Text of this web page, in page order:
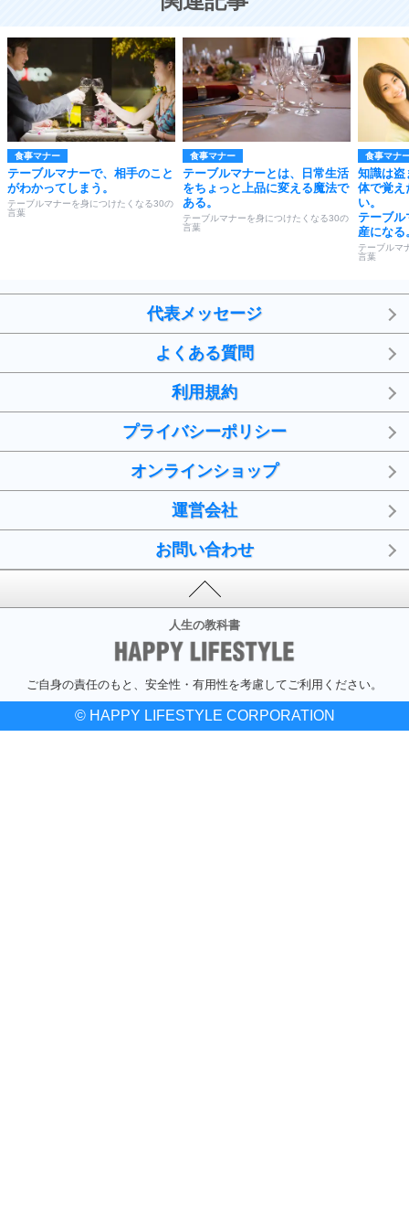
食事マナー
テーブルマナーで、相手のこと
がわかってしまう。
テーブルマナーを身につけたくなる30の
言葉
食事マナー
テーブルマナーとは、日常生活
をちょっと上品に変える魔法で
ある。
テーブルマナーを身につけたくなる30の
言葉
食事マナ
知識は盗
体で覚え
い。
テーブル
産になる
テーブルマ
言葉
代表メッセージ
よくある質問
利用規約
プライバシーポリシー
オンラインショップ
運営会社
お問い合わせ
人生の教科書
ご自身の責任のもと、安全性・有用性を考慮してご利用ください。
© HAPPY LIFESTYLE CORPORATION